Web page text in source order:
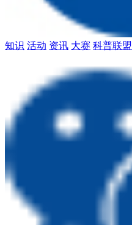
知识 活动 资讯 大赛 科普联盟